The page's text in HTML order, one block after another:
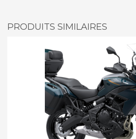
PRODUITS SIMILAIRES